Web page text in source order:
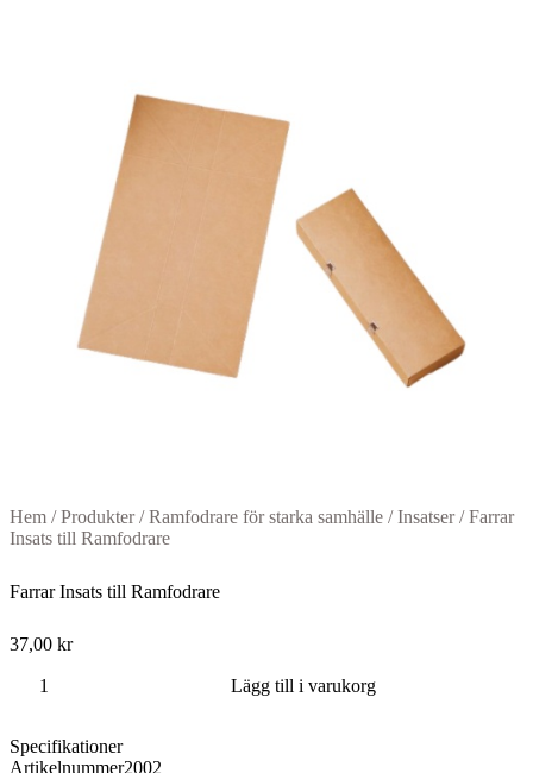
Hem /Produkter/Ramfodrare för starka samhälle /Insatser/Farrar
Insats till Ramfodrare
Farrar Insats till Ramfodrare
37,00 kr
Farrar
Ramfodrare
Lägg till i varukorg
Specifikationer
Artikelnummer2002